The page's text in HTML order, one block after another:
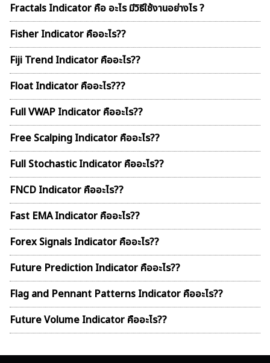
Fractals Indicator คือ อะไร มีวิธีใช้งานอย่างไร ?
Fisher Indicator คืออะไร??
Fiji Trend Indicator คืออะไร??
Float Indicator คืออะไร???
Full VWAP Indicator คืออะไร??
Free Scalping Indicator คืออะไร??
Full Stochastic Indicator คืออะไร??
FNCD Indicator คืออะไร??
Fast EMA Indicator คืออะไร??
Forex Signals Indicator คืออะไร??
Future Prediction Indicator คืออะไร??
Flag and Pennant Patterns Indicator คืออะไร??
Future Volume Indicator คืออะไร??